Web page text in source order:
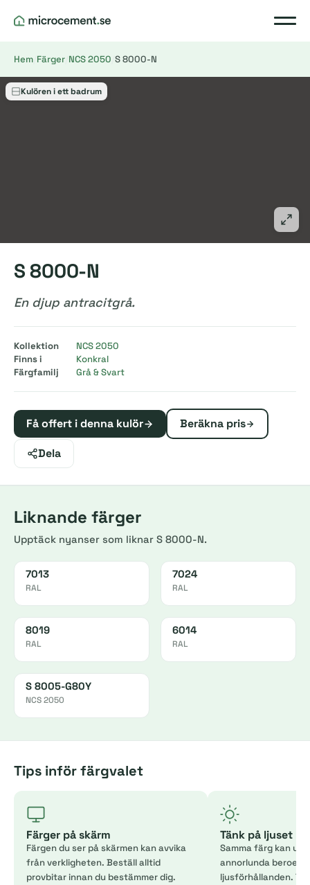
Hem Färger NCS 2050 S 8000-N
Kulören i ett badrum
S 8000-N
En djup antracitgrå.
Kollektion
NCS 2050
Finns i
Konkral
Färgfamilj
Grå & Svart
Få offert i denna kulör Beräkna pris
Dela
Liknande färger
Upptäck nyanser som liknar S 8000-N.
7013
RAL
7024
RAL
8019
RAL
6014
RAL
S 8005-G80Y
NCS 2050
Tips inför färgvalet
Färger på skärm
Färgen du ser på skärmen kan avvika
från verkligheten. Beställ alltid
provbitar innan du bestämmer dig.
Tänk på ljuset
Samma färg kan
annorlunda
ljusförhållanden.